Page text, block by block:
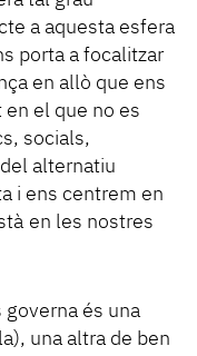
a aquesta esfera
porta a focalitzar
en allò que ens
el que no es
socials,
alternatiu
i ens centrem en
en les nostres
governa és una
una altra de ben